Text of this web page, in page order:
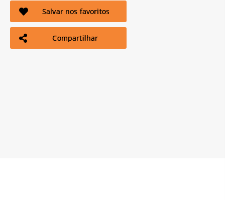
Salvar nos favoritos
Compartilhar